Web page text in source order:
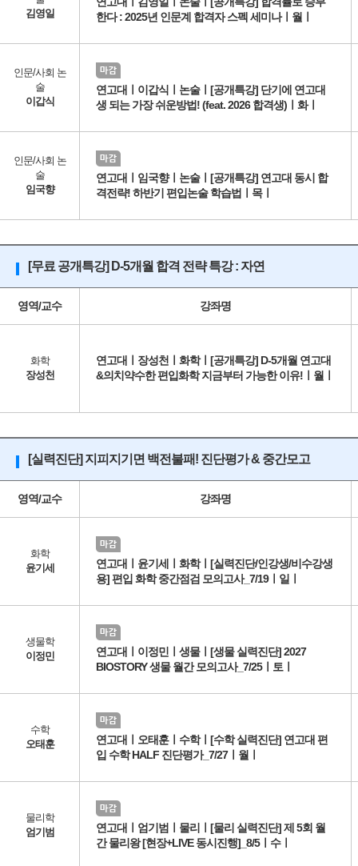
김영일
한다 : 2025년 인문계 합격자 스펙 세미나ㅣ월ㅣ
인문/사회 논
술
이갑식
연고대ㅣ이갑식ㅣ논술ㅣ[공개특강] 단기에 연고대
생 되는 가장 쉬운방법! (feat. 2026 합격생)ㅣ화ㅣ
인문/사회 논
술
임국향
연고대ㅣ임국향ㅣ논술ㅣ[공개특강] 연고대 동시 합
격전략! 하반기 편입논술 학습법ㅣ목ㅣ
[무료 공개특강] D-5개월 합격 전략 특강 : 자연
영역/교수 강좌명
화학
장성천
연고대ㅣ장성천ㅣ화학ㅣ[공개특강] D-5개월 연고대
&의치약수한 편입화학 지금부터 가능한 이유!ㅣ월ㅣ
[실력진단] 지피지기면 백전불패! 진단평가 & 중간모고
영역/교수 강좌명
화학
윤기세
연고대ㅣ윤기세ㅣ화학ㅣ[실력진단/인강생/비수강생
용] 편입 화학 중간점검 모의고사_7/19ㅣ일ㅣ
생물학
이정민
연고대ㅣ이정민ㅣ생물ㅣ[생물 실력진단] 2027
BIOSTORY 생물 월간 모의고사_7/25ㅣ토ㅣ
수학
오태훈
연고대ㅣ오태훈ㅣ수학ㅣ[수학 실력진단] 연고대 편
입 수학 HALF 진단평가_7/27ㅣ월ㅣ
물리학
엄기범
연고대ㅣ엄기범ㅣ물리ㅣ[물리 실력진단] 제 5회 월
간 물리왕 [현장+LIVE 동시진행]_8/5ㅣ수ㅣ